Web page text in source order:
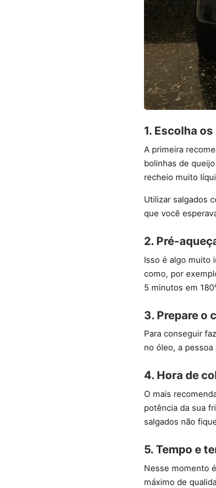
1. Escolha
A primeira
bolinhas de
recheio muito
Utilizar salgados
que você
2. Pré-
Isso é algo muito
como, por
5 minutos em
3. Prepare o
Para conseguir
no óleo, a
4. Hora de
O mais
potência da sua
salgados não
5. Tempo e
Nesse momento
máximo de